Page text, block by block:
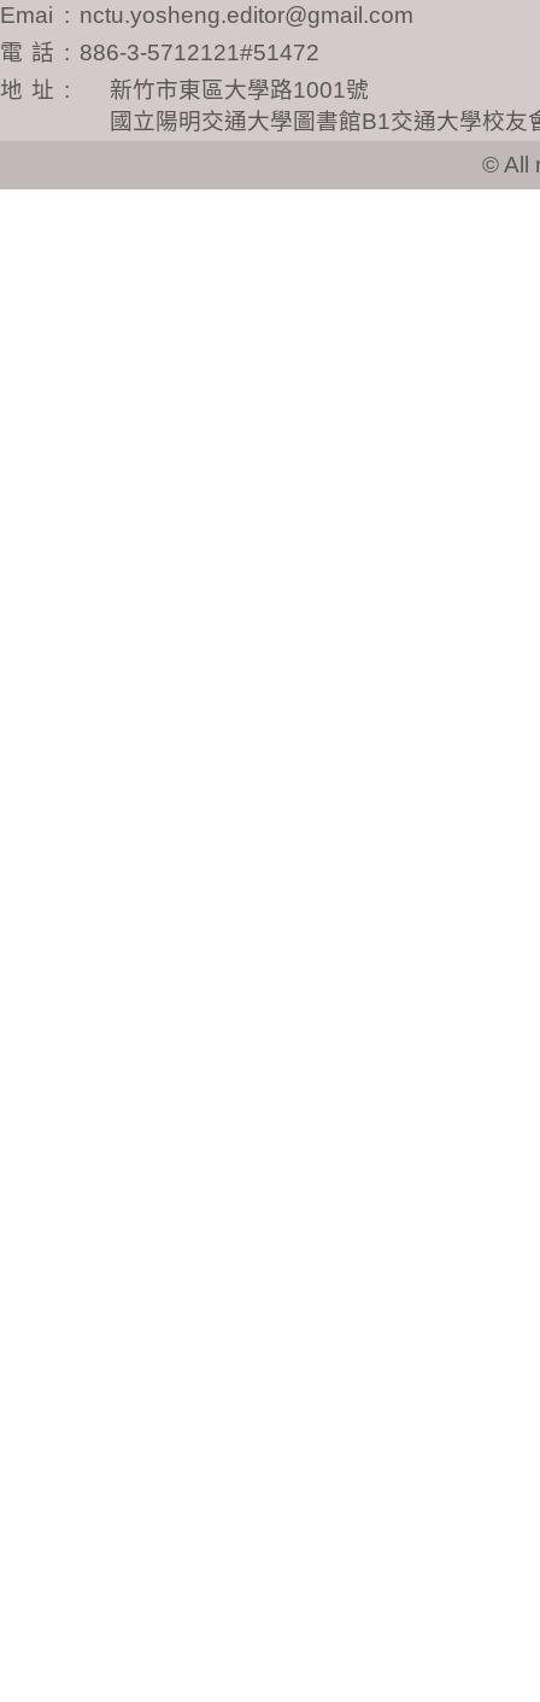
電話 : 886-3-5712121#51472
地址 :
新竹市東區大學路1001號
國立陽明交通大學圖書館B1交通大學校友
© All